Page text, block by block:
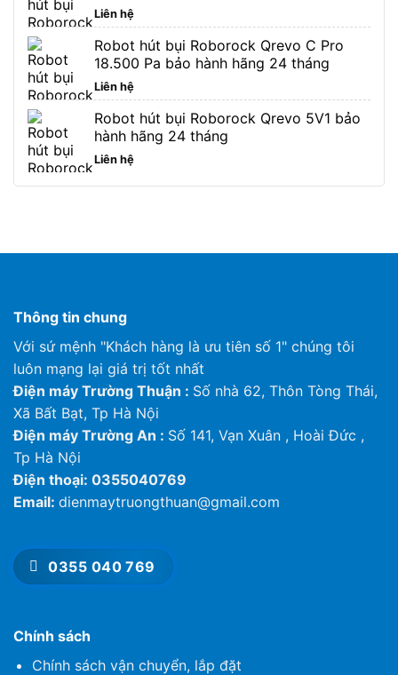
Liên hệ
Robot hút bụi Roborock Qrevo C Pro
18.500 Pa bảo hành hãng 24 tháng
Liên hệ
Robot hút bụi Roborock Qrevo 5V1 bảo
hành hãng 24 tháng
Liên hệ
Thông tin chung
Với sứ mệnh "Khách hàng là ưu tiên số 1" chúng tôi
luôn mạng lại giá trị tốt nhất
Điện máy Trường Thuận : Số nhà 62, Thôn Tòng Thái,
Xã Bất Bạt, Tp Hà Nội
Điện máy Trường An : Số 141, Vạn Xuân , Hoài Đức ,
Tp Hà Nội
Điện thoại: 0355040769
Email: dienmaytruongthuan@gmail.com
0355 040 769
Chính sách
Chính sách vận chuyển, lắp đặt